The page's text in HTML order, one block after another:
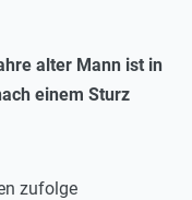
alter Mann ist in
einem Sturz
zufolge